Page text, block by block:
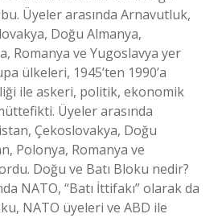
Üyeler arasında Arnavutluk,
Doğu Almanya,
Romanya ve Yugoslavya yer
ülkeleri, 1945’ten 1990’a
ile askeri, politik, ekonomik
Üyeler arasında
Çekoslovakya, Doğu
Polonya, Romanya ve
Doğu ve Batı Bloku nedir?
NATO, “Batı İttifakı” olarak da
NATO üyeleri ve ABD ile